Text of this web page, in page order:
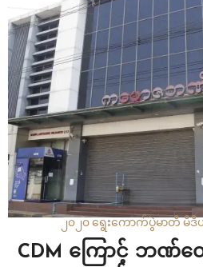
၂၀၂၀ ရွေးကောက်ပွဲမာတီ မီဒီ
CDM ကြောင့် ဘဏ်